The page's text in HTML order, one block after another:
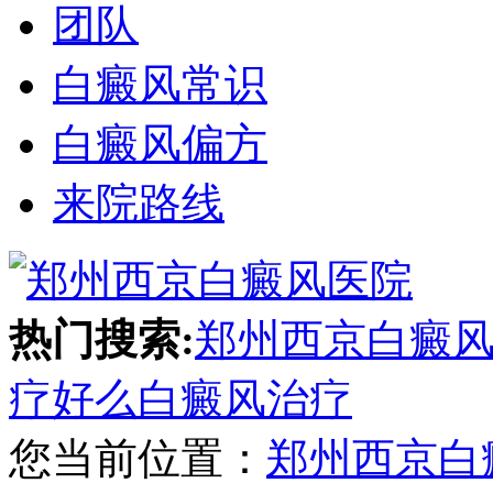
团队
白癜风常识
白癜风偏方
来院路线
热门搜索:郑州西京白癜
疗好么白癜风治疗
您当前位置： 郑州西京